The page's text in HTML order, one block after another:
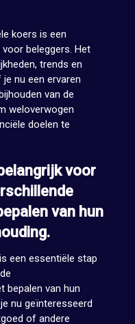
koers is een
beleggers. Het
trends en
nu een ervaren
van de
weloverwogen
doelen te
voor
van hun
een essentiële stap
bepalen van hun
nu geïnteresseerd
of andere